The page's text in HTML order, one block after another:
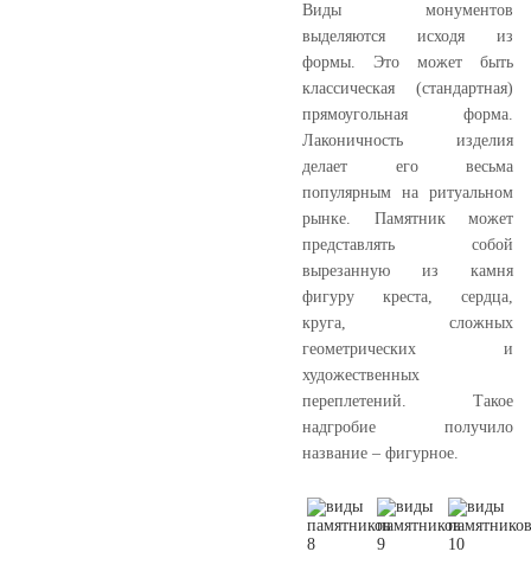
Виды монументов
выделяются исходя из
формы. Это может быть
классическая (стандартная)
прямоугольная форма.
Лаконичность изделия
делает его весьма
популярным на ритуальном
рынке. Памятник может
представлять собой
вырезанную из камня
фигуру креста, сердца,
круга, сложных
геометрических и
художественных
переплетений. Такое
надгробие получило
название – фигурное.